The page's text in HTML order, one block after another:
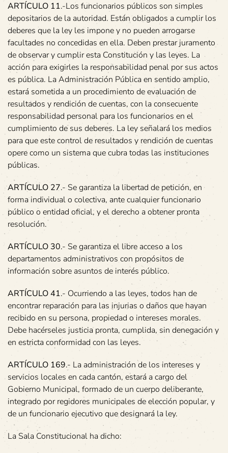
ARTÍCULO 11.-Los funcionarios públicos son simples
depositarios de la autoridad. Están obligados a cumplir los
deberes que la ley les impone y no pueden arrogarse
facultades no concedidas en ella. Deben prestar juramento
de observar y cumplir esta Constitución y las leyes. La
acción para exigirles la responsabilidad penal por sus actos
es pública. La Administración Pública en sentido amplio,
estará sometida a un procedimiento de evaluación de
resultados y rendición de cuentas, con la consecuente
responsabilidad personal para los funcionarios en el
cumplimiento de sus deberes. La ley señalará los medios
para que este control de resultados y rendición de cuentas
opere como un sistema que cubra todas las instituciones
públicas.
ARTÍCULO 27.- Se garantiza la libertad de petición, en
forma individual o colectiva, ante cualquier funcionario
público o entidad oficial, y el derecho a obtener pronta
resolución.
ARTÍCULO 30.- Se garantiza el libre acceso a los
departamentos administrativos con propósitos de
información sobre asuntos de interés público.
ARTÍCULO 41.- Ocurriendo a las leyes, todos han de
encontrar reparación para las injurias o daños que hayan
recibido en su persona, propiedad o intereses morales.
Debe hacérseles justicia pronta, cumplida, sin denegación y
en estricta conformidad con las leyes.
ARTÍCULO 169.- La administración de los intereses y
servicios locales en cada cantón, estará a cargo del
Gobierno Municipal, formado de un cuerpo deliberante,
integrado por regidores municipales de elección popular, y
de un funcionario ejecutivo que designará la ley.
La Sala Constitucional ha dicho: